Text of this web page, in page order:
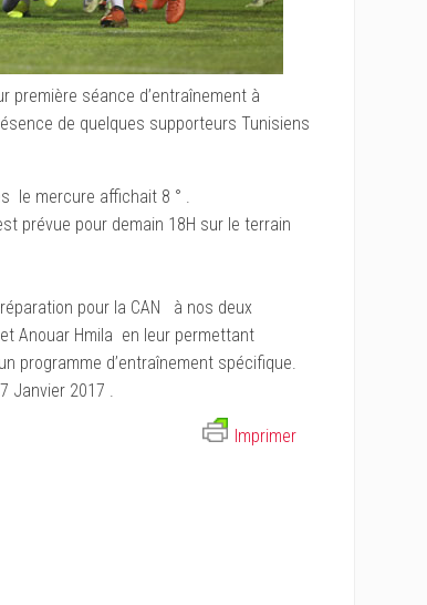
première séance d’entraînement à
de quelques supporteurs Tunisiens
le mercure affichait 8 ° .
prévue pour demain 18H sur le terrain
pour la CAN à nos deux
Anouar Hmila en leur permettant
programme d’entraînement spécifique.
Janvier 2017 .
Imprimer